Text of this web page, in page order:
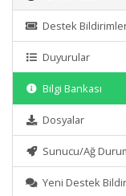
Destek
Duyurular
Bilgi Bankası
Dosyalar
Sunucu/Ağ
Yeni Destek